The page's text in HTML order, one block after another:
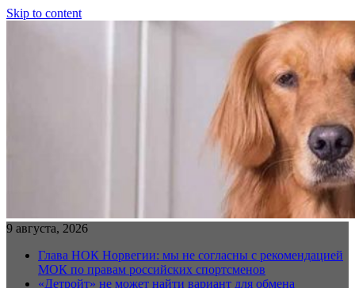
Skip to content
9 августа, 2026
Глава НОК Норвегии: мы не согласны с рекомендацией
МОК по правам российских спортсменов
«Детройт» не может найти вариант для обмена